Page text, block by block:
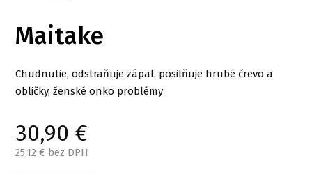
Maitake
Chudnutie, odstraňuje zápal. posilňuje hrubé črevo a
obličky, ženské onko problémy
30,90 €
25,12 € bez DPH